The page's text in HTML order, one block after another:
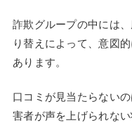
詐欺グループの中には
り替えによって、意図
あります。
口コミが見当たらない
害者が声を上げられな